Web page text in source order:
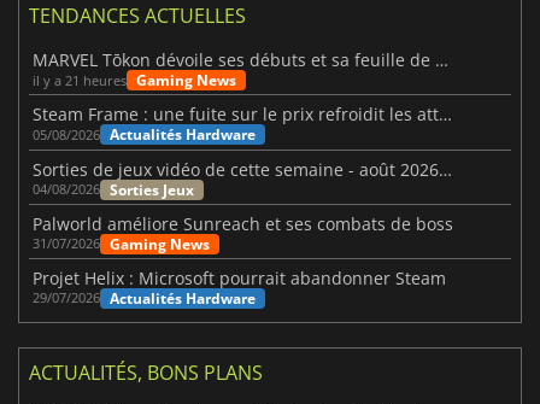
TENDANCES ACTUELLES
MARVEL Tōkon dévoile ses débuts et sa feuille de route
il y a 21 heures Gaming News
Steam Frame : une fuite sur le prix refroidit les attentes VR
05/08/2026 Actualités Hardware
Sorties de jeux vidéo de cette semaine - août 2026 (semaine 32)
04/08/2026 Sorties Jeux
Palworld améliore Sunreach et ses combats de boss
31/07/2026 Gaming News
Projet Helix : Microsoft pourrait abandonner Steam
29/07/2026 Actualités Hardware
ACTUALITÉS, BONS PLANS